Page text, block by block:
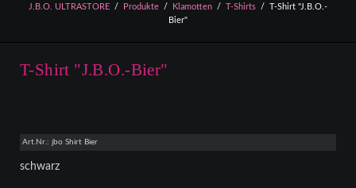
J.B.O. ULTRASTORE Produkte Klamotten T-Shirts
T-Shirt "J.B.O.-
Bier"
T-Shirt "J.B.O.-Bier"
Art.Nr.: jbo Shirt Bier
schwarz